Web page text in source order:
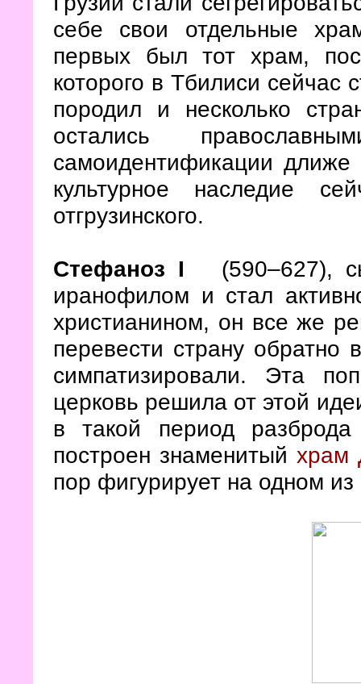
себе свои отдельные
первых был тот храм,
которого в Тбилиси сейчас
породил и несколько
остались
самоидентификации
культурное наследие
отгрузинского.
Стефаноз I
(590–627),
иранофилом и стал
христианином, он все же
перевести страну обратно
симпатизировали. Эта
церковь решила от этой
в такой период
построен знаменитыйхрам
пор фигурирует на одном